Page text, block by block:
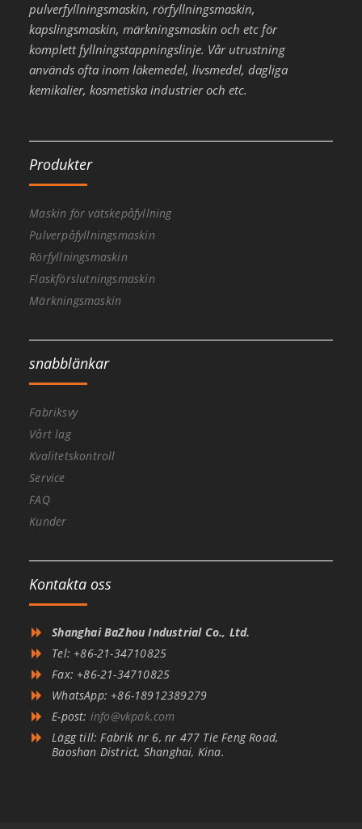
pulverfyllningsmaskin, rörfyllningsmaskin,
kapslingsmaskin, märkningsmaskin och etc för
komplett fyllningstappningslinje. Vår utrustning
används ofta inom läkemedel, livsmedel, dagliga
kemikalier, kosmetiska industrier och etc.
Produkter
Maskin för vätskepåfyllning
Pulverpåfyllningsmaskin
Rörfyllningsmaskin
Flaskförslutningsmaskin
Märkningsmaskin
snabblänkar
Fabriksvy
Vårt lag
Kvalitetskontroll
Service
FAQ
Kunder
Kontakta oss
Shanghai BaZhou Industrial Co., Ltd.
Tel: +86-21-34710825
Fax: +86-21-34710825
WhatsApp: +86-18912389279
E-post: info@vkpak.com
Lägg till: Fabrik nr 6, nr 477 Tie Feng Road,
Baoshan District, Shanghai, Kina.